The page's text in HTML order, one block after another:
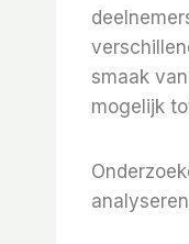
smaak
mogelijk